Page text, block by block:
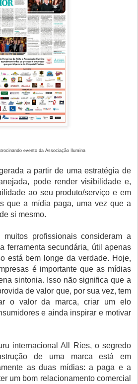
evento da Associação Ilumina
a partir de uma estratégia de
pode render visibilidade e,
ao seu produto/serviço e em
que a mídia paga, uma vez que a
si mesmo.
profissionais consideram a
ferramenta secundária, útil apenas
está bem longe da verdade. Hoje,
é importante que as mídias
sintonia. Isso não significa que a
de valor que, por sua vez, tem
o valor da marca, criar um elo
e ainda inspirar e motivar
internacional All Ries, o segredo
de uma marca está em
as duas mídias: a paga e a
um bom relacionamento comercial